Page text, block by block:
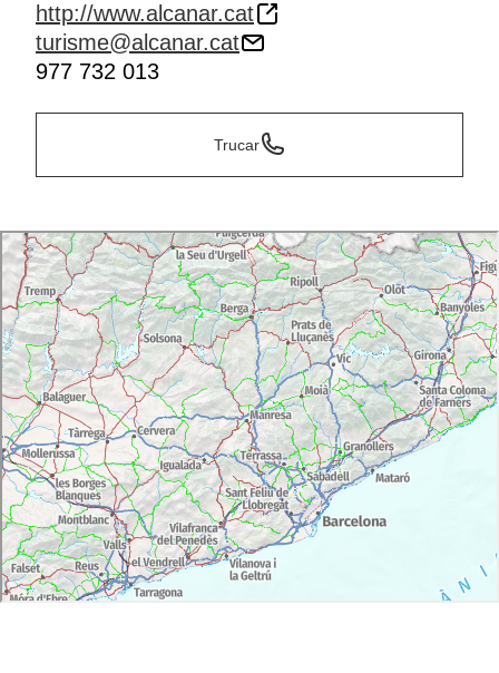
http://www.alcanar.cat
turisme@alcanar.cat
977 732 013
Trucar